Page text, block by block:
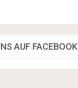
AUF FACEBOOK